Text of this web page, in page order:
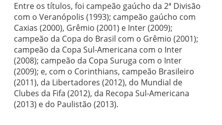
Entre os títulos, foi campeão gaúcho da 2ª Divisão
com o Veranópolis (1993); campeão gaúcho com
Caxias (2000), Grêmio (2001) e Inter (2009);
campeão da Copa do Brasil com o Grêmio (2001);
campeão da Copa Sul-Americana com o Inter
(2008); campeão da Copa Suruga com o Inter
(2009); e, com o Corinthians, campeão Brasileiro
(2011), da Libertadores (2012), do Mundial de
Clubes da Fifa (2012), da Recopa Sul-Americana
(2013) e do Paulistão (2013).